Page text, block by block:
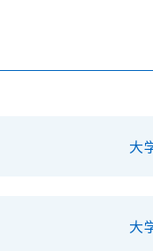
大
大